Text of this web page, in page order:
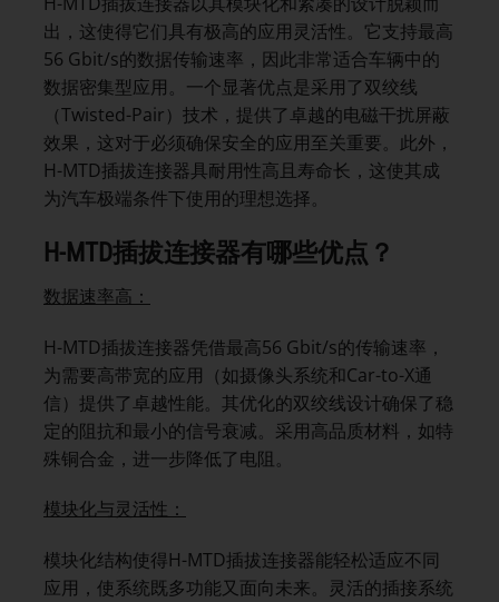
出，这使得它们具有极高的应用灵活性。它支持最高
56 Gbit/s的数据传输速率，因此非常适合车辆中的
数据密集型应用。一个显著优点是采用了双绞线
（Twisted-Pair）技术，提供了卓越的电磁干扰屏蔽
效果，这对于必须确保安全的应用至关重要。此外，
H-MTD插拔连接器具耐用性高且寿命长，这使其成
为汽车极端条件下使用的理想选择。
H-MTD插拔连接器有哪些优点？
数据速率高：
H-MTD插拔连接器凭借最高56 Gbit/s的传输速率，
为需要高带宽的应用（如摄像头系统和Car-to-X通
信）提供了卓越性能。其优化的双绞线设计确保了稳
定的阻抗和最小的信号衰减。采用高品质材料，如特
殊铜合金，进一步降低了电阻。
模块化与灵活性：
模块化结构使得H-MTD插拔连接器能轻松适应不同
应用，使系统既多功能又面向未来。灵活的插接系统